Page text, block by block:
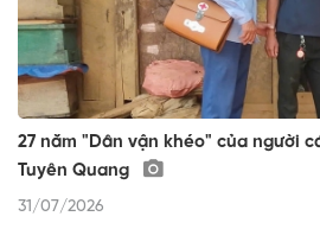
27 năm "Dân vận khéo" của người
Tuyên Quang
31/07/2026